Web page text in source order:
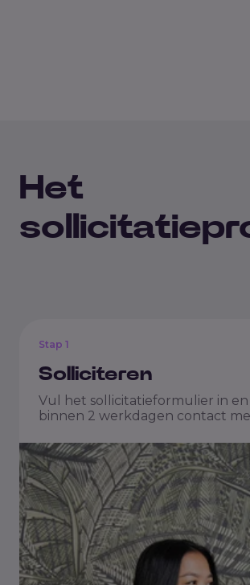
Het
Stap 1
Solliciteren
Vul het sollicitatieformulier in
binnen 2 werkdagen contact